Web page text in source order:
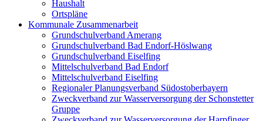
Haushalt
Ortspläne
Kommunale Zusammenarbeit
Grundschulverband Amerang
Grundschulverband Bad Endorf-Höslwang
Grundschulverband Eiselfing
Mittelschulverband Bad Endorf
Mittelschulverband Eiselfing
Regionaler Planungsverband Südostoberbayern
Zweckverband zur Wasserversorgung der Schonstetter
Gruppe